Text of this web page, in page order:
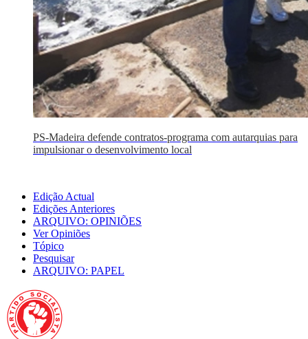
PS-Madeira defende contratos-programa com autarquias para
impulsionar o desenvolvimento local
Edição Actual
Edições Anteriores
ARQUIVO: OPINIÕES
Ver Opiniões
Tópico
Pesquisar
ARQUIVO: PAPEL